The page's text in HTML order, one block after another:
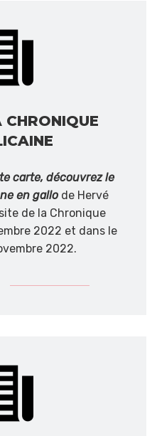
CHRONIQUE
carte, découvrez le
en gallo de Hervé
de la Chronique
2022 et dans le
2022.